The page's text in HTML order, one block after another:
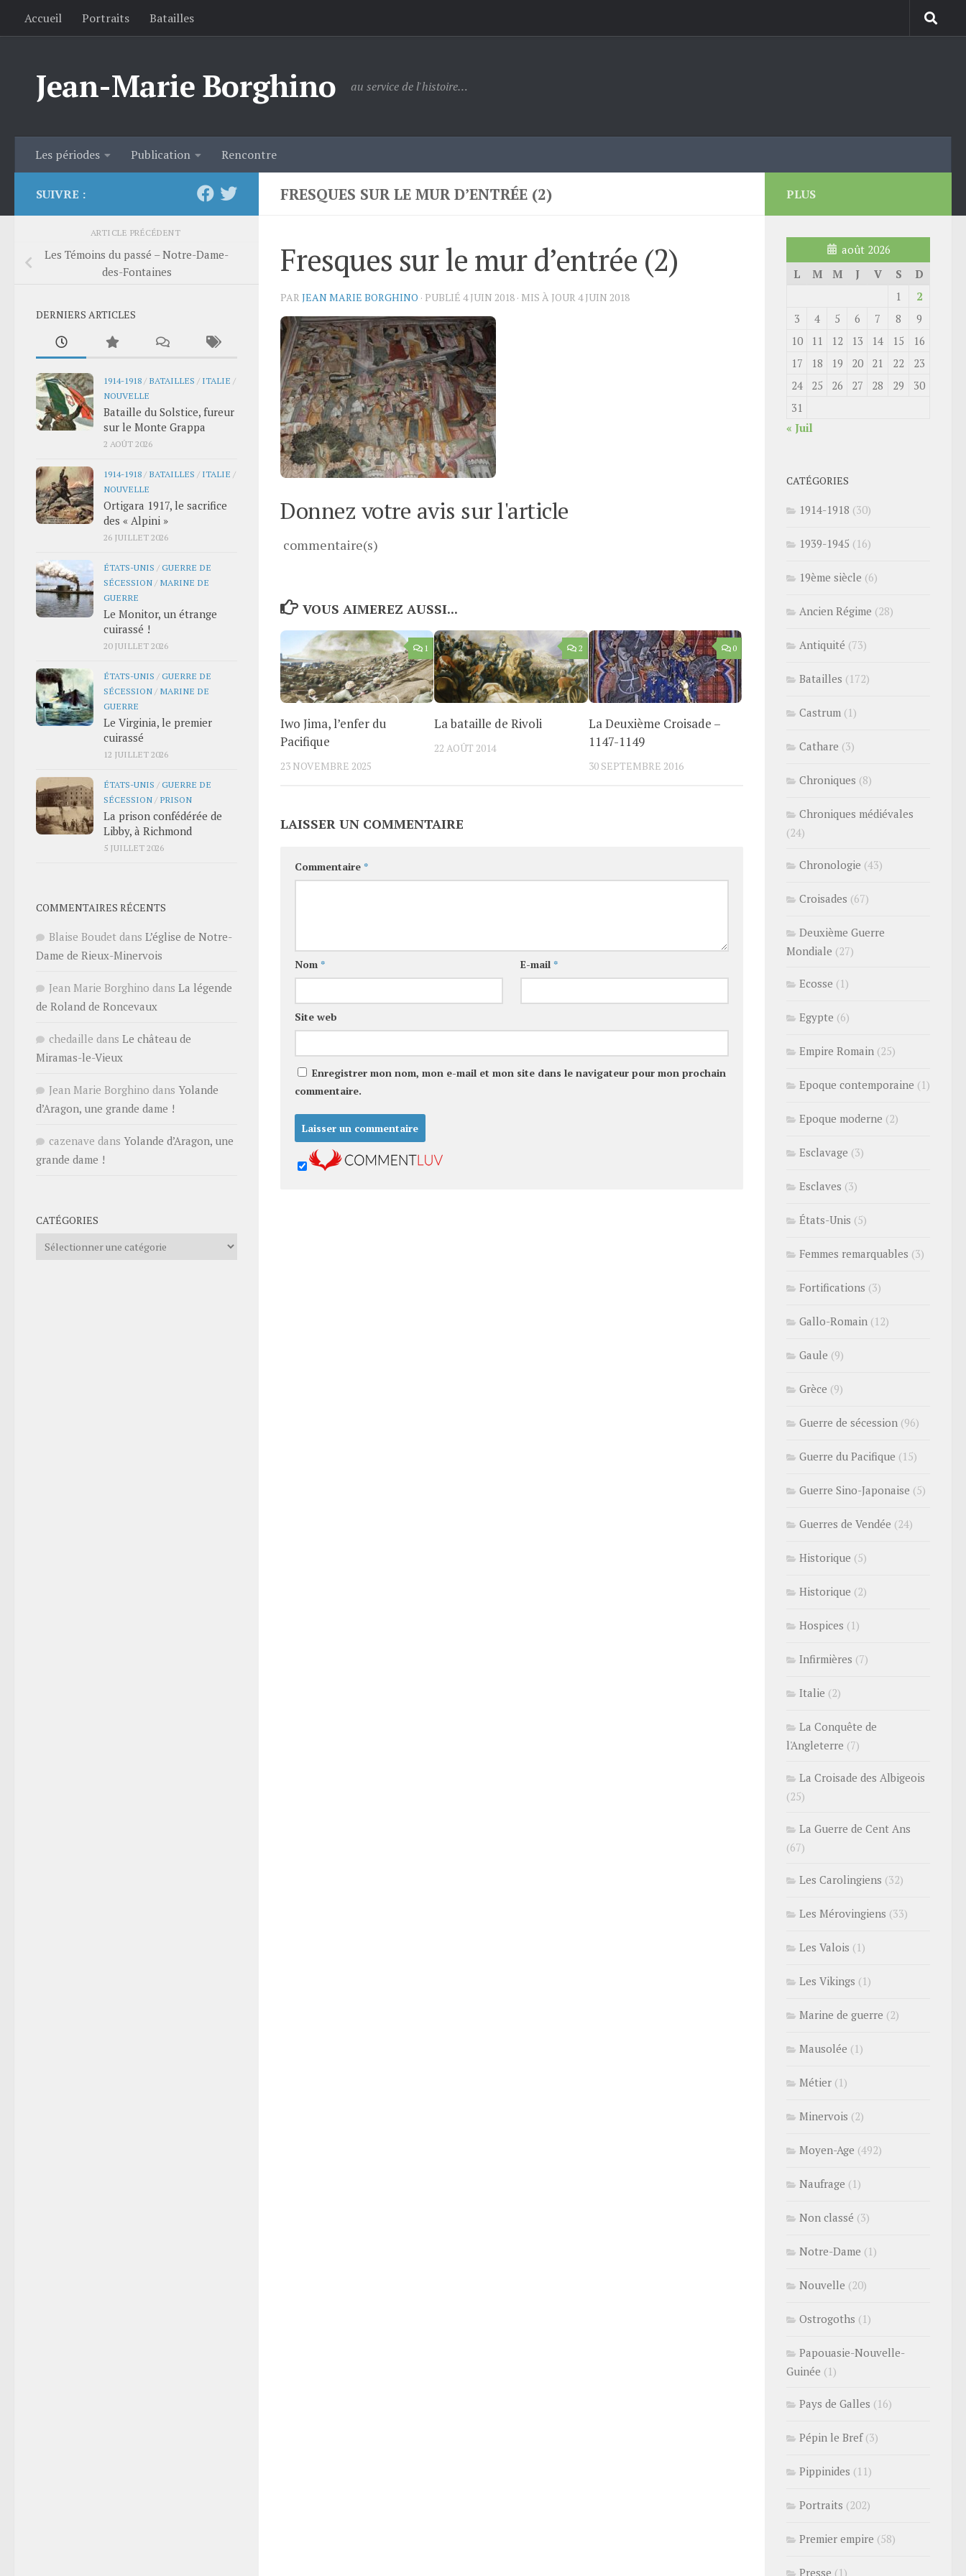
Skip to content
Accueil Portraits Batailles
Jean-Marie Borghino au service de l'histoire…
Les périodes Publication Rencontre
FRESQUES SUR LE MUR D’ENTRÉE (2)
Fresques sur le mur d’entrée (2)
PAR JEAN MARIE BORGHINO · PUBLIÉ 4 JUIN 2018 · MIS À JOUR 4 JUIN 2018
Donnez votre avis sur l'article
commentaire(s)
VOUS AIMEREZ AUSSI...
1
Iwo Jima, l’enfer du
Pacifique
23 NOVEMBRE 2025
2
La bataille de Rivoli
22 AOÛT 2014
0
La Deuxième Croisade –
1147-1149
30 SEPTEMBRE 2016
LAISSER UN COMMENTAIRE
Commentaire *
Nom * E-mail *
Site web
Enregistrer mon nom, mon e-mail et mon site dans le navigateur pour mon prochain
commentaire.
SUIVRE :
ARTICLE PRÉCÉDENT
Les Témoins du passé – Notre-Dame-
des-Fontaines
DERNIERS ARTICLES
1914-1918 / BATAILLES / ITALIE /
NOUVELLE
Bataille du Solstice, fureur
sur le Monte Grappa
2 AOÛT 2026
1914-1918 / BATAILLES / ITALIE /
NOUVELLE
Ortigara 1917, le sacrifice
des « Alpini »
26 JUILLET 2026
ÉTATS-UNIS /GUERRE DE
SÉCESSION / MARINE DE
GUERRE
Le Monitor, un étrange
cuirassé !
20 JUILLET 2026
ÉTATS-UNIS /GUERRE DE
SÉCESSION / MARINE DE
GUERRE
Le Virginia, le premier
cuirassé
12 JUILLET 2026
ÉTATS-UNIS /GUERRE DE
SÉCESSION / PRISON
La prison confédérée de
Libby, à Richmond
5 JUILLET 2026
COMMENTAIRES RÉCENTS
Blaise Boudet dans L’église de Notre-
Dame de Rieux-Minervois
Jean Marie Borghino dans La légende
de Roland de Roncevaux
chedaille dans Le château de
Miramas-le-Vieux
Jean Marie Borghino dans Yolande
d’Aragon, une grande dame !
cazenave dans Yolande d’Aragon, une
grande dame !
CATÉGORIES
Catégories
PLUS
août 2026
L
M M J V S
D
1
2
3
4 5 6 7 8
9
10
11 12 13 14 15
16
17
18 19 20 21 22
23
24
25 26 27 28 29
30
31
« Juil
CATÉGORIES
1914-1918 (30)
1939-1945 (16)
19ème siècle (6)
Ancien Régime (28)
Antiquité (73)
Batailles (172)
Castrum (1)
Cathare (3)
Chroniques (8)
Chroniques médiévales
(24)
Chronologie (43)
Croisades (67)
Deuxième Guerre
Mondiale (27)
Ecosse (1)
Egypte (6)
Empire Romain (25)
Epoque contemporaine (1)
Epoque moderne (2)
Esclavage (3)
Esclaves (3)
États-Unis (5)
Femmes remarquables (3)
Fortifications (3)
Gallo-Romain (12)
Gaule (9)
Grèce (9)
Guerre de sécession (96)
Guerre du Pacifique (15)
Guerre Sino-Japonaise (5)
Guerres de Vendée (24)
Historique (5)
Historique (2)
Hospices (1)
Infirmières (7)
Italie (2)
La Conquête de
l'Angleterre (7)
La Croisade des Albigeois
(25)
La Guerre de Cent Ans
(67)
Les Carolingiens (32)
Les Mérovingiens (33)
Les Valois (1)
Les Vikings (1)
Marine de guerre (2)
Mausolée (1)
Métier (1)
Minervois (2)
Moyen-Age (492)
Naufrage (1)
Non classé (3)
Notre-Dame (1)
Nouvelle (20)
Ostrogoths (1)
Papouasie-Nouvelle-
Guinée (1)
Pays de Galles (16)
Pépin le Bref(3)
Pippinides (11)
Portraits (202)
Premier empire (58)
Presse (1)